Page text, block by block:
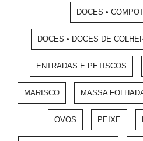
DOCES •
DOCES • DOCES DE
ENTRADAS E PETISCOS
MARISCO MASSA
OVOS PEIXE